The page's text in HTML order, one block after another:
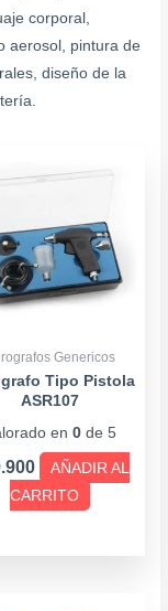
corporal,
aerosol, pintura de
diseño de la
Genericos
Tipo Pistola
ASR107
en 0de 5
AÑADIR AL
CARRITO